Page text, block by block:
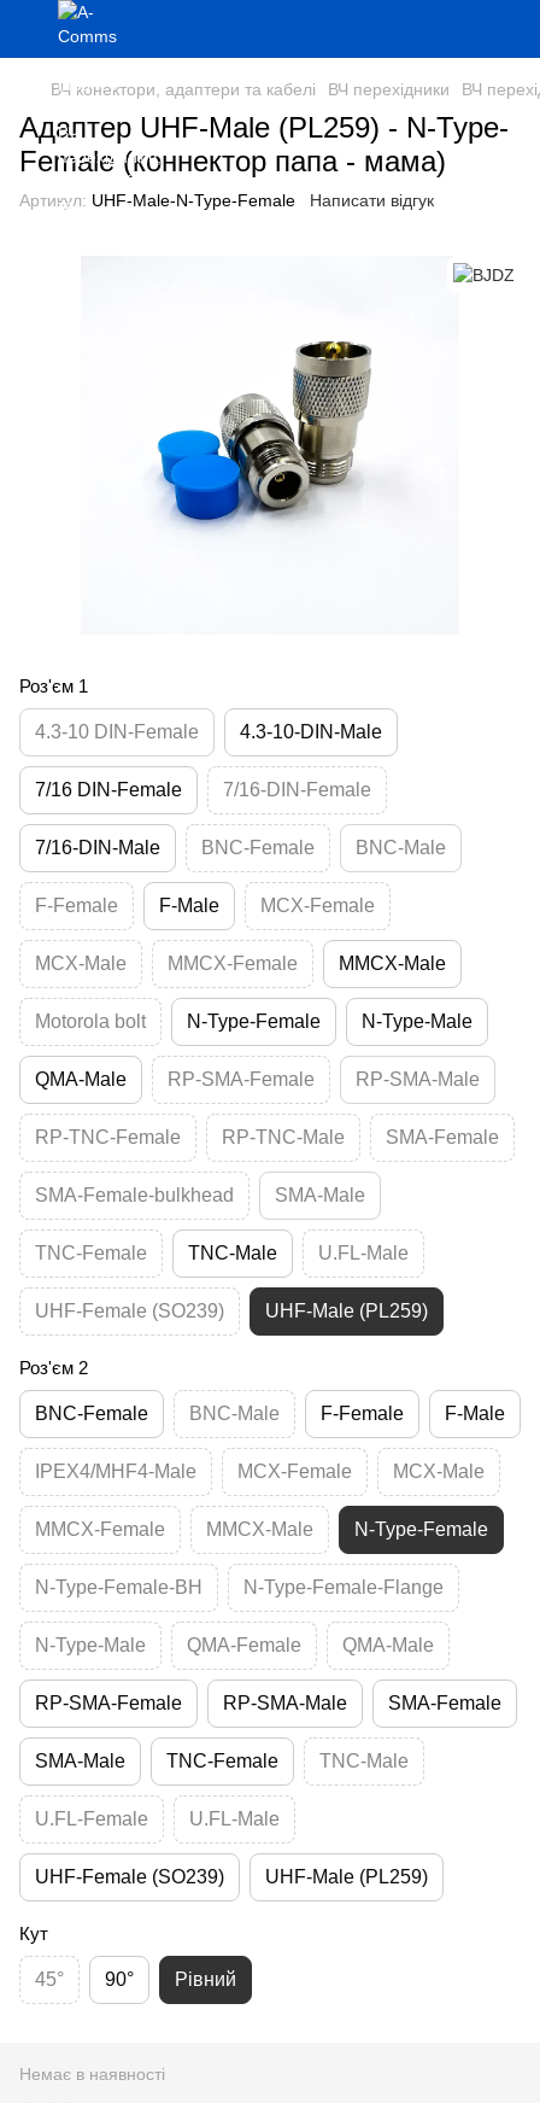
ВЧ конектори, адаптери та кабелі ВЧ перехідники ВЧ
Адаптер UHF-Male (PL259) - N-Type-
Female (коннектор папа - мама)
Артикул: UHF-Male-N-Type-Female Написати відгук
Роз'єм 1
4.3-10 DIN-Female 4.3-10-DIN-Male
7/16 DIN-Female 7/16-DIN-Female
7/16-DIN-Male BNC-Female BNC-Male
F-Female F-Male MCX-Female
MCX-Male MMCX-Female MMCX-Male
Motorola bolt N-Type-Female N-Type-Male
QMA-Male RP-SMA-Female RP-SMA-Male
RP-TNC-Female RP-TNC-Male SMA-Female
SMA-Female-bulkhead SMA-Male
TNC-Female TNC-Male U.FL-Male
UHF-Female (SO239) UHF-Male (PL259)
Роз'єм 2
BNC-Female BNC-Male F-Female F-Male
IPEX4/MHF4-Male MCX-Female MCX-Male
MMCX-Female MMCX-Male N-Type-Female
N-Type-Female-BH N-Type-Female-Flange
N-Type-Male QMA-Female QMA-Male
RP-SMA-Female RP-SMA-Male SMA-Female
SMA-Male TNC-Female TNC-Male
U.FL-Female U.FL-Male
UHF-Female (SO239) UHF-Male (PL259)
Кут
45° 90° Рівний
Немає в наявності